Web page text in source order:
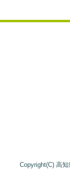
Copyright(C) 高